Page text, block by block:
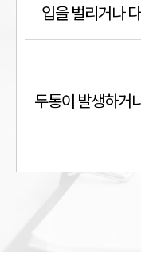
입을 벌리거나
두통이 발생하거